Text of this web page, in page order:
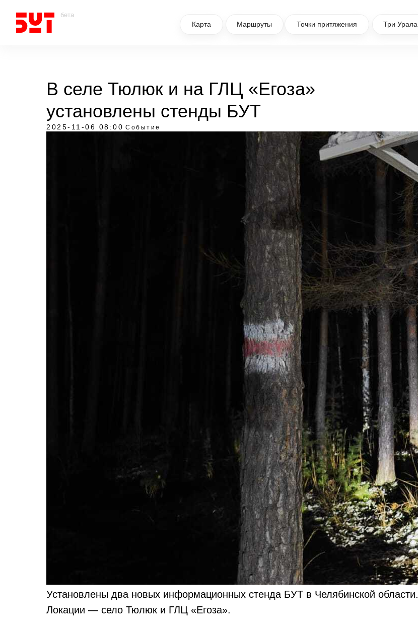
Карта Маршруты Точки притяжения Три Урала
бета
В селе Тюлюк и на ГЛЦ «Егоза»
установлены стенды БУТ
2025-11-06 08:00 Событие
Установлены два новых информационных стенда БУТ в Челябинской области.
Локации — село Тюлюк и ГЛЦ «Егоза».